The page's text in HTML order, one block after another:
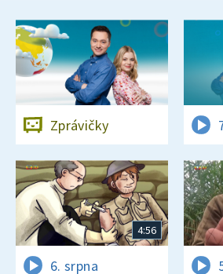
Zprávičky
4:56
6. srpna